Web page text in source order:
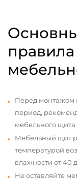
Перед монтажом
период,
мебельного
Мебельный щит
температурой
влажности от 40
Не оставляйте